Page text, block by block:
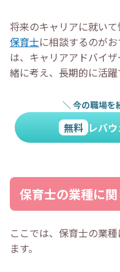
将来のキャリアに就いて
保育士に相談するのがお
は、キャリアアドバイザ
緒に考え、長期的に活躍
＼ 今の職場を
無料 レバ
保育士の業種に
ここでは、保育士の業
ます。